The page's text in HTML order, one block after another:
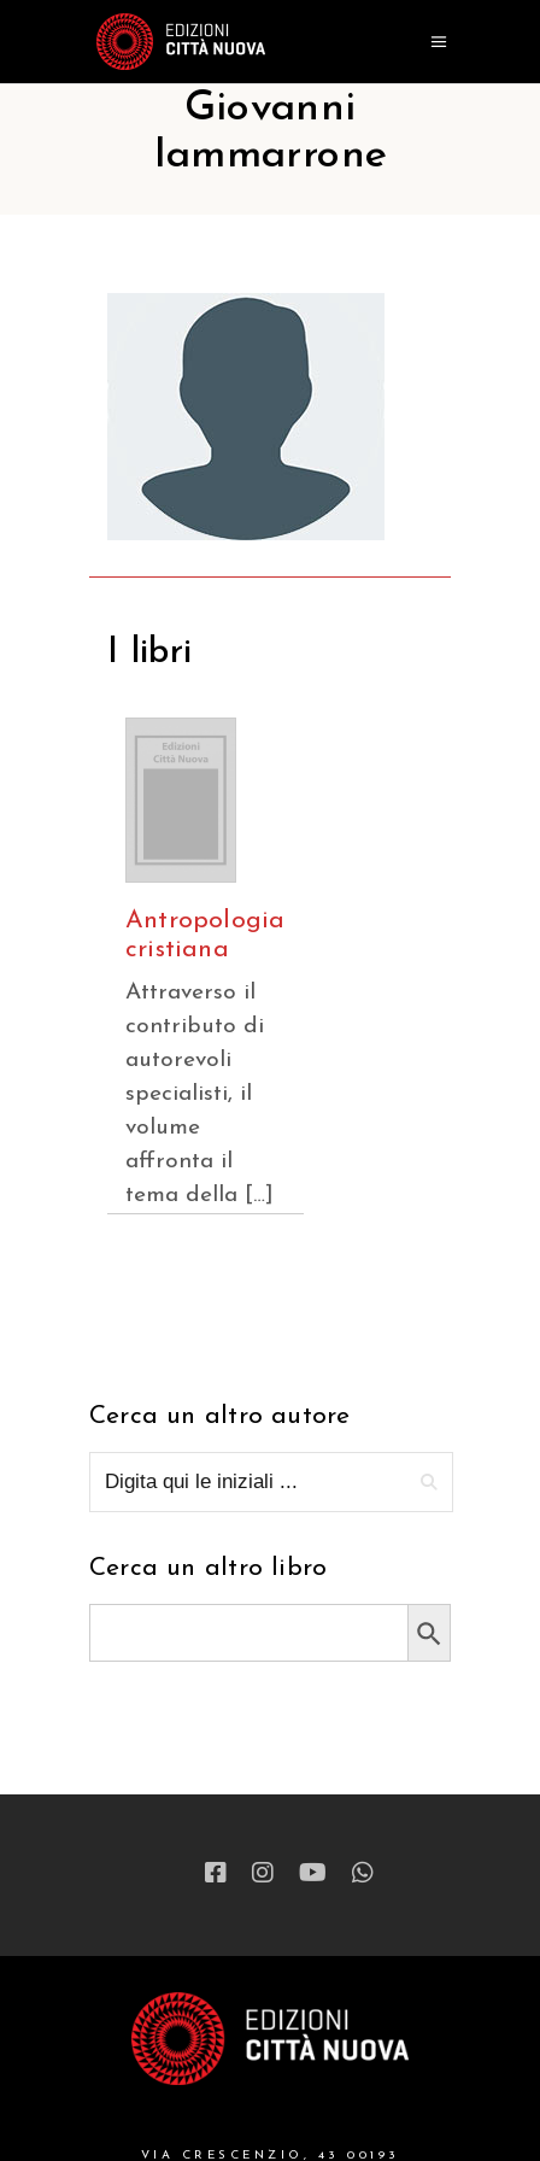
Giovanni
Iammarrone
I libri
Antropologia
cristiana
Attraverso il
contributo di
autorevoli
specialisti, il
volume
affronta il
tema della […]
Cerca un altro autore
Cerca un altro libro
Search Button
VIA CRESCENZIO, 43 00193